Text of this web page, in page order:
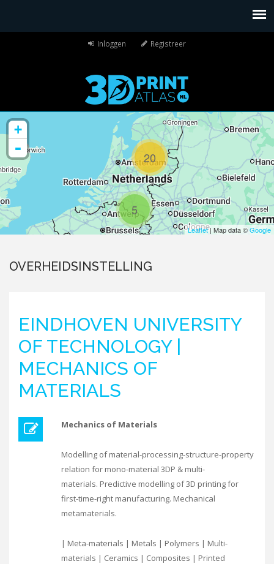
Inloggen Registreer
5
20
+
-
Leaflet| Map data ©Google
OVERHEIDSINSTELLING
EINDHOVEN UNIVERSITY
OF TECHNOLOGY |
MECHANICS OF
MATERIALS
Mechanics of Materials
Modelling of material-processing-structure-property
relation for mono-material 3DP & multi-
materials. Predictive modelling of 3D printing for
first-time-right manufacturing. Mechanical
metamaterials.
| Meta-materials | Metals | Polymers | Multi-
materials | Ceramics | Composites | Printed